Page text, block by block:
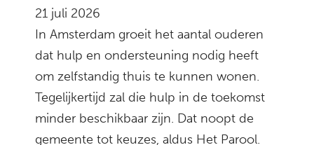
21 juli 2026
In Amsterdam groeit het aantal ouderen
dat hulp en ondersteuning nodig heeft
om zelfstandig thuis te kunnen wonen.
Tegelijkertijd zal die hulp in de toekomst
minder beschikbaar zijn. Dat noopt de
gemeente tot keuzes, aldus Het Parool.